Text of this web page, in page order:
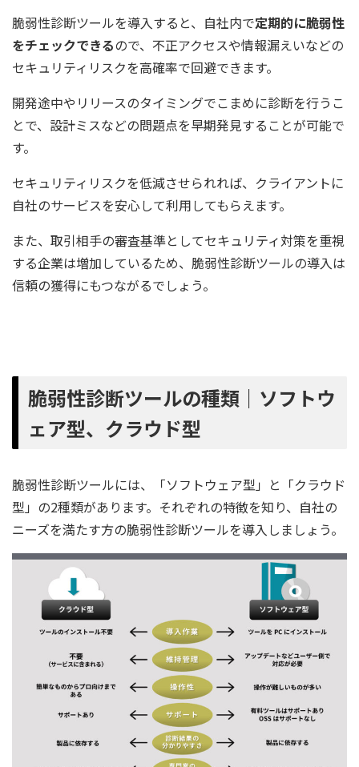
脆弱性診断ツールを導入すると、自社内で定期的に脆弱性
をチェックできるので、不正アクセスや情報漏えいなどの
セキュリティリスクを高確率で回避できます。
開発途中やリリースのタイミングでこまめに診断を行うこ
とで、設計ミスなどの問題点を早期発見することが可能で
す。
セキュリティリスクを低減させられれば、クライアントに
自社のサービスを安心して利用してもらえます。
また、取引相手の審査基準としてセキュリティ対策を重視
する企業は増加しているため、脆弱性診断ツールの導入は
信頼の獲得にもつながるでしょう。
脆弱性診断ツールの種類｜ソフトウ
ェア型、クラウド型
脆弱性診断ツールには、「ソフトウェア型」と「クラウド
型」の2種類があります。それぞれの特徴を知り、自社の
ニーズを満たす方の脆弱性診断ツールを導入しましょう。